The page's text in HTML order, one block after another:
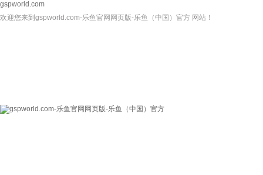
gspworld.com
欢迎您来到gspworld.com-乐鱼官网网页版-乐鱼（中国）官方 网站！
gspworld.com-乐